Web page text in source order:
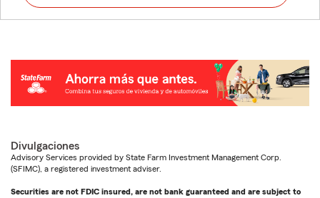
Divulgaciones
Advisory Services provided by State Farm Investment Management Corp.
(SFIMC), a registered investment adviser.
Securities are not FDIC insured, are not bank guaranteed and are subject to